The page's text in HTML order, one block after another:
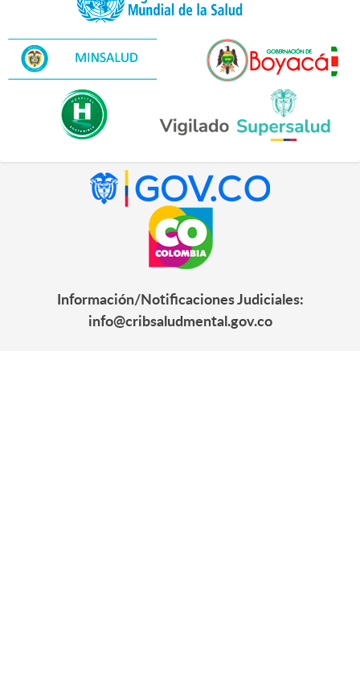
Información/Notificaciones Judiciales:
info@cribsaludmental.gov.co